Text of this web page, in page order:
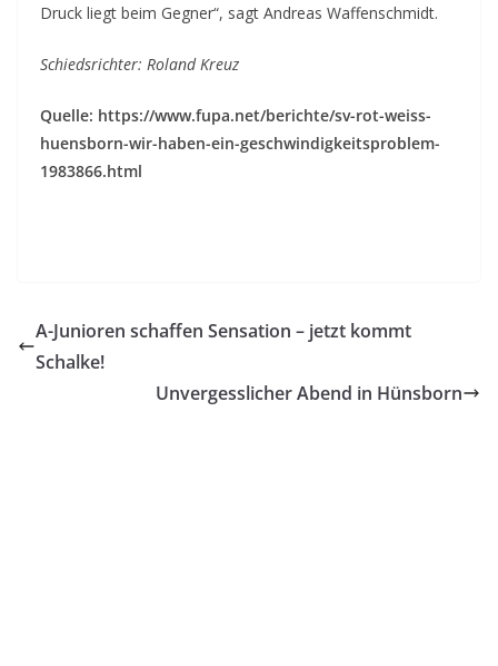
Druck liegt beim Gegner“, sagt Andreas Waffenschmidt.
Schiedsrichter: Roland Kreuz
Quelle: https://www.fupa.net/berichte/sv-rot-weiss-
huensborn-wir-haben-ein-geschwindigkeitsproblem-
1983866.html
A-Junioren schaffen Sensation – jetzt kommt
Schalke!
Unvergesslicher Abend in Hünsborn